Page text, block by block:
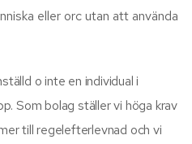
eller orc utan att använda
o inte en individual i
Som bolag ställer vi höga krav
till regelefterlevnad och vi